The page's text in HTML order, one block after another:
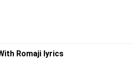
Romaji lyrics